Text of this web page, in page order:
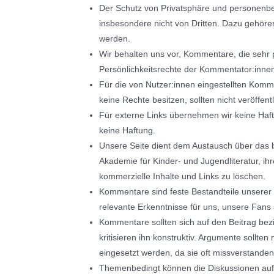
Der Schutz von Privatsphäre und
insbesondere nicht von Dritten. Dazu
werden.
Wir behalten uns vor, Kommentare, die
Persönlichkeitsrechte der
Für die von Nutzer:innen eingestellten
keine Rechte besitzen, sollten nicht
Für externe Links übernehmen wir keine
keine Haftung.
Unsere Seite dient dem Austausch über
Akademie für Kinder- und Jugendliteratur,
kommerzielle Inhalte und Links zu löschen.
Kommentare sind feste Bestandteile
relevante Erkenntnisse für uns, unsere
Kommentare sollten sich auf den Beitrag
kritisieren ihn konstruktiv. Argumente
eingesetzt werden, da sie oft
Themenbedingt können die Diskussionen